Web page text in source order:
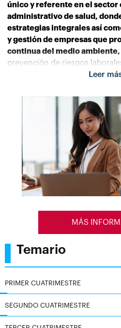
único y referente en el sector
administrativo de salud,
estrategias integrales así
y gestión de empresas que
continua del medio ambiente,
prevención de riesgos
y desarrollando sistemas de
posicionamiento de las
como sistemas excelencia.
Leer
MÁS
Temario
PRIMER CUATRIMESTRE
SEGUNDO CUATRIMESTRE